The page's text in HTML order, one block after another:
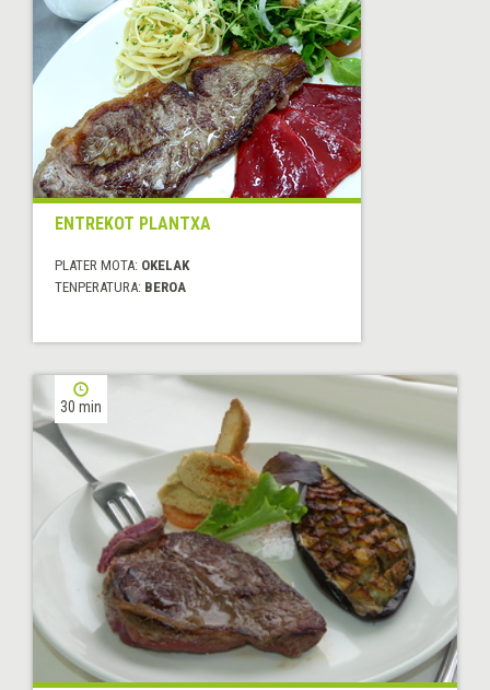
ENTREKOT PLANTXA
PLATER MOTA: OKELAK
TENPERATURA: BEROA
30 min